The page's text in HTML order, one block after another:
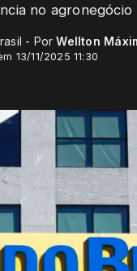
no agronegócio
- PorWellton
13/11/2025 11:30